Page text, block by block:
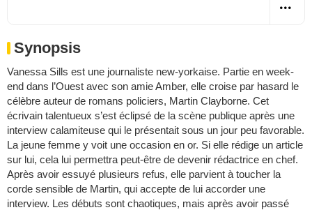
Synopsis
Vanessa Sills est une journaliste new-yorkaise. Partie en week-
end dans l’Ouest avec son amie Amber, elle croise par hasard le
célèbre auteur de romans policiers, Martin Clayborne. Cet
écrivain talentueux s’est éclipsé de la scène publique après une
interview calamiteuse qui le présentait sous un jour peu favorable.
La jeune femme y voit une occasion en or. Si elle rédige un article
sur lui, cela lui permettra peut-être de devenir rédactrice en chef.
Après avoir essuyé plusieurs refus, elle parvient à toucher la
corde sensible de Martin, qui accepte de lui accorder une
interview. Les débuts sont chaotiques, mais après avoir passé